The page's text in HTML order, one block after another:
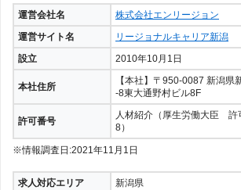
運営会社名
株式会社エンリージョン
運営サイト名
リージョナルキャリア新潟
設立
2010年10月1日
本社住所
【本社】〒950-0087 新潟県
-8東大通野村ビル8F
許可番号
人材紹介（厚生労働大臣 許
8）
※情報調査日:2021年11月1日
求人対応エリア 新潟県